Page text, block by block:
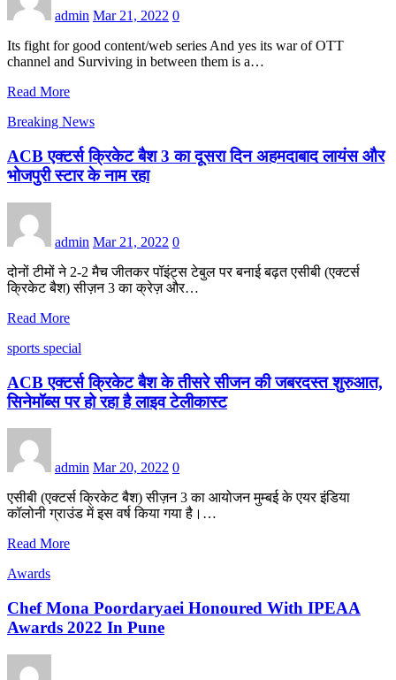
admin Mar 21, 2022 0
Its fight for good content/web series And yes its war of OTT
channel and Surviving in between them is a…
Read More
Breaking News
ACB एक्टर्स क्रिकेट बैश 3 का दूसरा दिन अहमदाबाद लायंस और
भोजपुरी स्टार के नाम रहा
admin Mar 21, 2022 0
दोनों टीमों ने 2-2 मैच जीतकर पॉइंट्स टेबुल पर बनाई बढ़त एसीबी (एक्टर्स
क्रिकेट बैश) सीज़न 3 का क्रेज़ और…
Read More
sports special
ACB एक्टर्स क्रिकेट बैश के तीसरे सीजन की जबरदस्त शुरुआत,
सिनेमॉब्स पर हो रहा है लाइव टेलीकास्ट
admin Mar 20, 2022 0
एसीबी (एक्टर्स क्रिकेट बैश) सीज़न 3 का आयोजन मुम्बई के एयर इंडिया
कॉलोनी ग्राउंड में इस वर्ष किया गया है।…
Read More
Awards
Chef Mona Poordaryaei Honoured With IPEAA
Awards 2022 In Pune